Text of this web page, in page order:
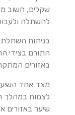
שקלים, חשוב
להשתלה
בניתוח
התורם בצידי
באזורים
מצד אחד
לצמוח במהלך
שיער באזורים